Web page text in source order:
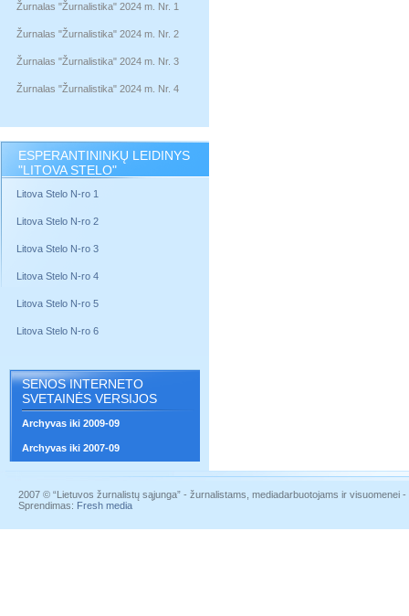
Žurnalas "Žurnalistika" 2024 m. Nr. 1
Žurnalas "Žurnalistika" 2024 m. Nr. 2
Žurnalas "Žurnalistika" 2024 m. Nr. 3
Žurnalas "Žurnalistika" 2024 m. Nr. 4
ESPERANTININKŲ LEIDINYS
"LITOVA STELO"
Litova Stelo N-ro 1
Litova Stelo N-ro 2
Litova Stelo N-ro 3
Litova Stelo N-ro 4
Litova Stelo N-ro 5
Litova Stelo N-ro 6
SENOS INTERNETO
SVETAINĖS VERSIJOS
Archyvas iki 2009-09
Archyvas iki 2007-09
2007 © “Lietuvos žurnalistų sąjunga” - žurnalistams, mediadarbuotojams ir visuomenei
Sprendimas: Fresh media